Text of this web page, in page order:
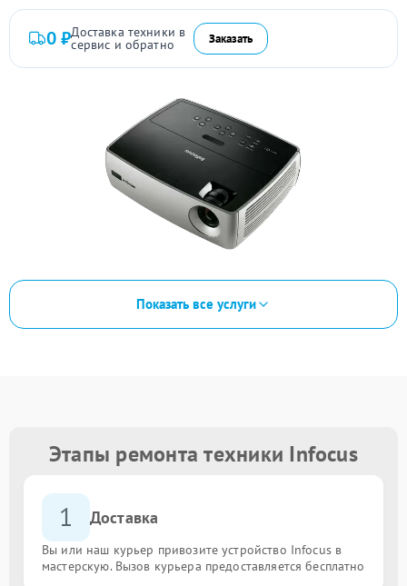
0 ₽Доставка техники в
сервис и обратно Заказать
Показать все услуги
Этапы ремонта техники Infocus
1 Доставка
Вы или наш курьер привозите устройство Infocus в
мастерскую. Вызов курьера предоставляется бесплатно